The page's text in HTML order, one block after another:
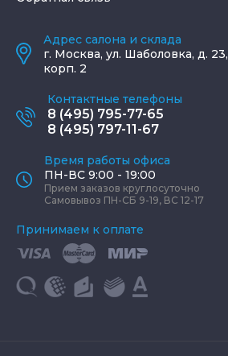
Адрес салона и склада
г. Москва, ул. Шаболовка, д. 23,
корп. 2
Контактные телефоны
8 (495) 795-77-65
8 (495) 797-11-67
Время работы офиса
ПН-ВС 9:00 - 19:00
Прием заказов круглосуточно
Самовывоз ПН-СБ 9-19, ВС 12-17
Принимаем к оплате